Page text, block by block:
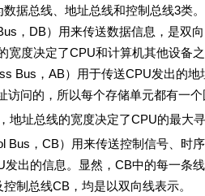
线、地址总线和控制总线3类。不
）用来传送数据信息，是双向的
宽度决定了CPU和计算机其他设备
AB）用于传送CPU发出的地址
访问的，所以每个存储单元都有一
地址总线的宽度决定了CPU的最大
CB）用来传送控制信号、时序信
发出的信息。显然，CB中的每一条
制总线CB，均是以双向线表示。